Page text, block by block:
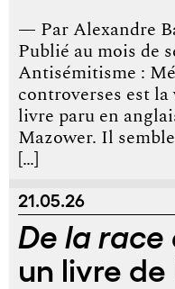
— Par Alexandre
Publié au mois de
Antisémitisme :
controverses est la
livre paru en
Mazower. Il
[…]
21.05.26
De la race
un livre